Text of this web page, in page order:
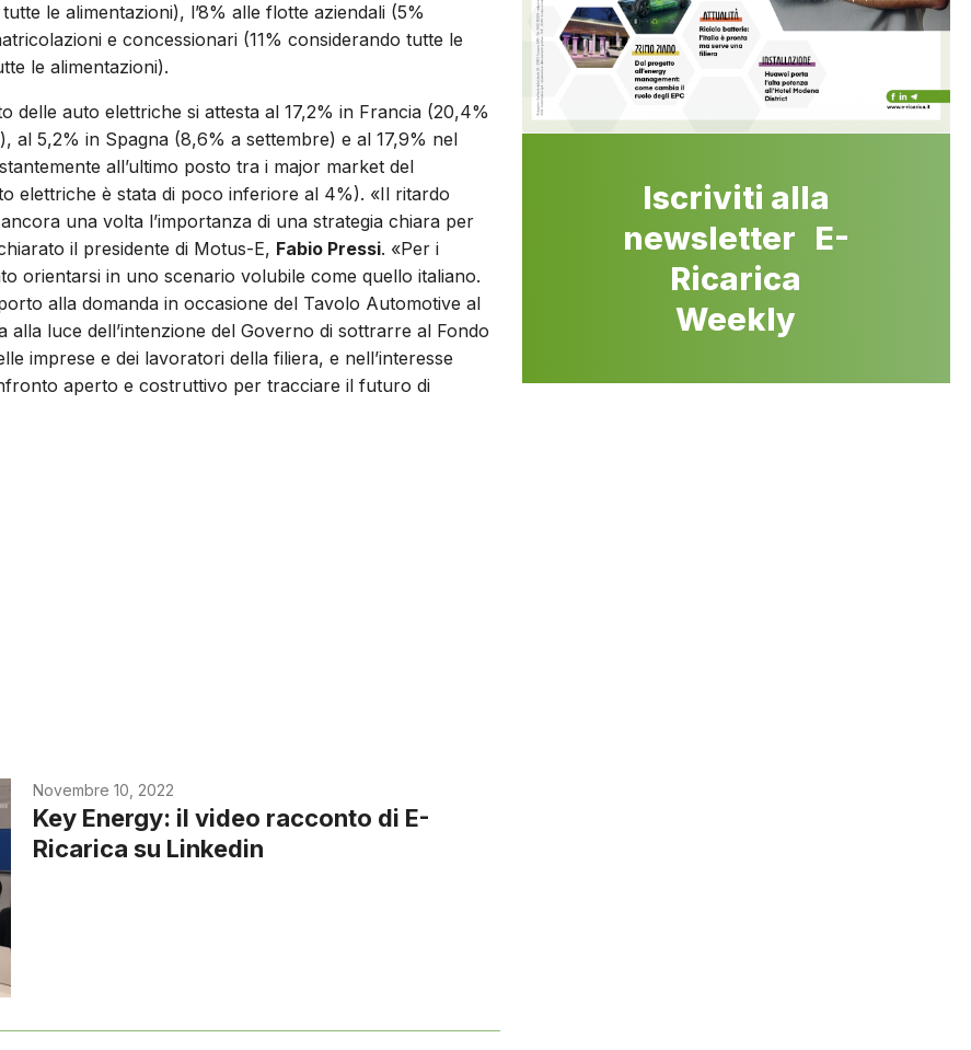
le alimentazioni), l’8% alle flotte aziendali (5%
e concessionari (11% considerando tutte le
le alimentazioni).
delle auto elettriche si attesta al 17,2% in Francia (20,4%
al 5,2% in Spagna (8,6% a settembre) e al 17,9% nel
all’ultimo posto tra i major market del
elettriche è stata di poco inferiore al 4%). «Il ritardo
una volta l’importanza di una strategia chiara per
il presidente di Motus-E, Fabio Pressi. «Per i
orientarsi in uno scenario volubile come quello italiano.
alla domanda in occasione del Tavolo Automotive al
luce dell’intenzione del Governo di sottrarre al Fondo
imprese e dei lavoratori della filiera, e nell’interesse
aperto e costruttivo per tracciare il futuro di
Novembre 10, 2022
Key Energy: il video racconto di E-
Ricarica su Linkedin
Iscriviti alla
newsletter E-
Ricarica
Weekly